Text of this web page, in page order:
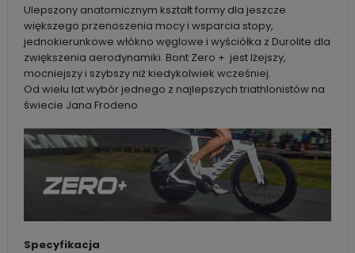
Ulepszony anatomicznym kształt formy dla jeszcze
większego przenoszenia mocy i wsparcia stopy,
jednokierunkowe włókno węglowe i wyściółka z Durolite dla
zwiększenia aerodynamiki. Bont Zero + jest lżejszy,
mocniejszy i szybszy niż kiedykolwiek wcześniej.
Od wielu lat wybór jednego z najlepszych triathlonistów na
świecie Jana Frodeno
Specyfikacja